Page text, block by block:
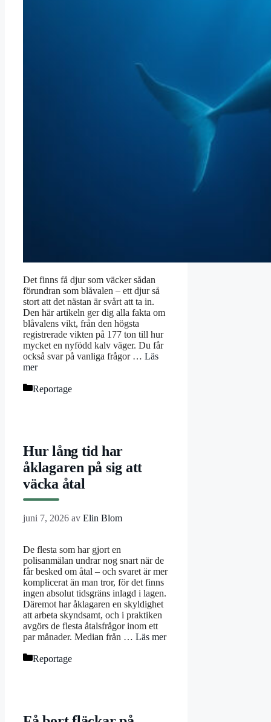
Det finns få djur som väcker sådan
förundran som blåvalen – ett djur så
stort att det nästan är svårt att ta in.
Den här artikeln ger dig alla fakta om
blåvalens vikt, från den högsta
registrerade vikten på 177 ton till hur
mycket en nyfödd kalv väger. Du får
också svar på vanliga frågor … Läs
mer
Kategorier
Reportage
Hur lång tid har
åklagaren på sig att
väcka åtal
juni 7, 2026 av Elin Blom
De flesta som har gjort en
polisanmälan undrar nog snart när de
får besked om åtal – och svaret är mer
komplicerat än man tror, för det finns
ingen absolut tidsgräns inlagd i lagen.
Däremot har åklagaren en skyldighet
att arbeta skyndsamt, och i praktiken
avgörs de flesta åtalsfrågor inom ett
par månader. Median från … Läs mer
Kategorier
Reportage